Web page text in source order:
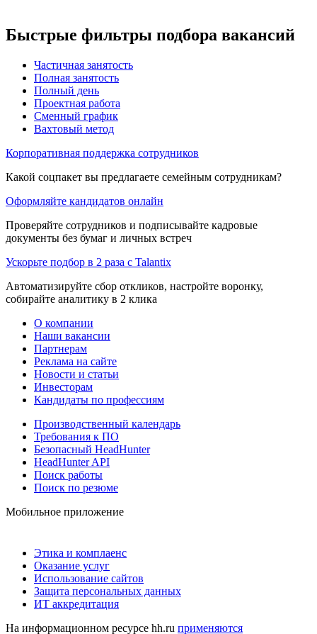
Быстрые фильтры подбора вакансий
Частичная занятость
Полная занятость
Полный день
Проектная работа
Сменный график
Вахтовый метод
Корпоративная поддержка сотрудников
Какой соцпакет вы предлагаете семейным сотрудникам?
Оформляйте кандидатов онлайн
Проверяйте сотрудников и подписывайте кадровые
документы без бумаг и личных встреч
Ускорьте подбор в 2 раза с Talantix
Автоматизируйте сбор откликов, настройте воронку,
собирайте аналитику в 2 клика
О компании
Наши вакансии
Партнерам
Реклама на сайте
Новости и статьи
Инвесторам
Кандидаты по профессиям
Производственный календарь
Требования к ПО
Безопасный HeadHunter
HeadHunter API
Поиск работы
Поиск по резюме
Мобильное приложение
Этика и комплаенс
Оказание услуг
Использование сайтов
Защита персональных данных
ИТ аккредитация
На информационном ресурсе hh.ru применяются